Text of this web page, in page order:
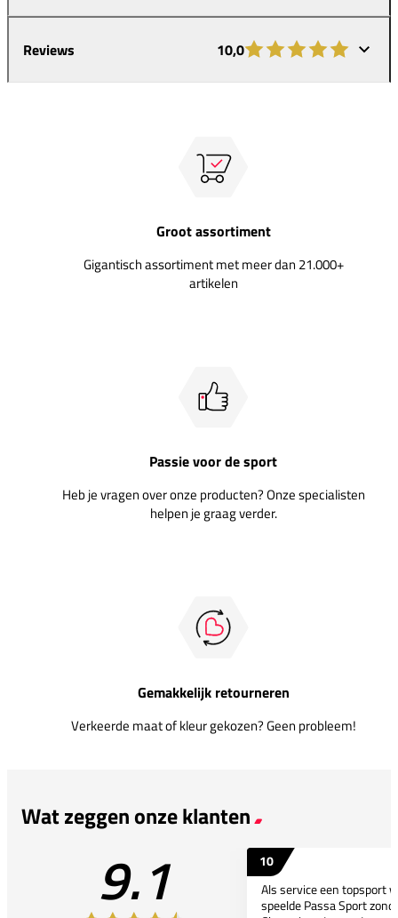
Reviews 10,0
Groot assortiment
Gigantisch assortiment met meer dan 21.000+
artikelen
Passie voor de sport
Heb je vragen over onze producten? Onze specialisten
helpen je graag verder.
Gemakkelijk retourneren
Verkeerde maat of kleur gekozen? Geen probleem!
Wat zeggen onze klanten
9.1
10
Als service een topsport
speelde Passa Sport